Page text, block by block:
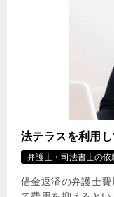
法テラスを利用
弁護士・司法書士の依
借金返済の弁護士